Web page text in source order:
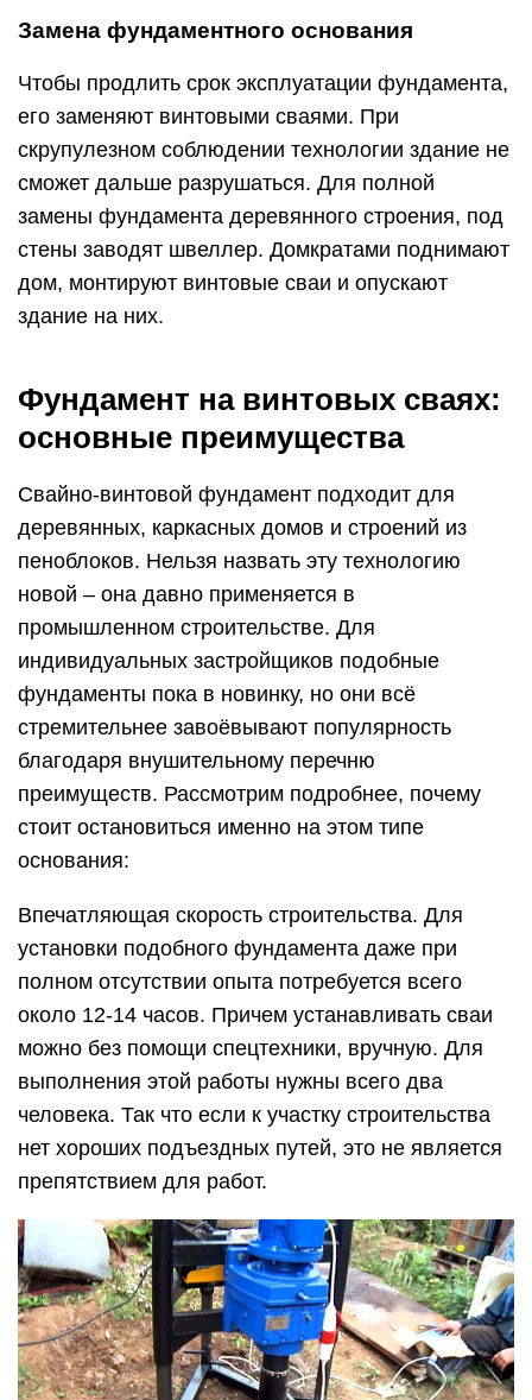
Замена фундаментного основания
Чтобы продлить срок эксплуатации фундамента,
его заменяют винтовыми сваями. При
скрупулезном соблюдении технологии здание не
сможет дальше разрушаться. Для полной
замены фундамента деревянного строения, под
стены заводят швеллер. Домкратами поднимают
дом, монтируют винтовые сваи и опускают
здание на них.
Фундамент на винтовых сваях:
основные преимущества
Свайно-винтовой фундамент подходит для
деревянных, каркасных домов и строений из
пеноблоков. Нельзя назвать эту технологию
новой – она давно применяется в
промышленном строительстве. Для
индивидуальных застройщиков подобные
фундаменты пока в новинку, но они всё
стремительнее завоёвывают популярность
благодаря внушительному перечню
преимуществ. Рассмотрим подробнее, почему
стоит остановиться именно на этом типе
основания:
Впечатляющая скорость строительства. Для
установки подобного фундамента даже при
полном отсутствии опыта потребуется всего
около 12-14 часов. Причем устанавливать сваи
можно без помощи спецтехники, вручную. Для
выполнения этой работы нужны всего два
человека. Так что если к участку строительства
нет хороших подъездных путей, это не является
препятствием для работ.